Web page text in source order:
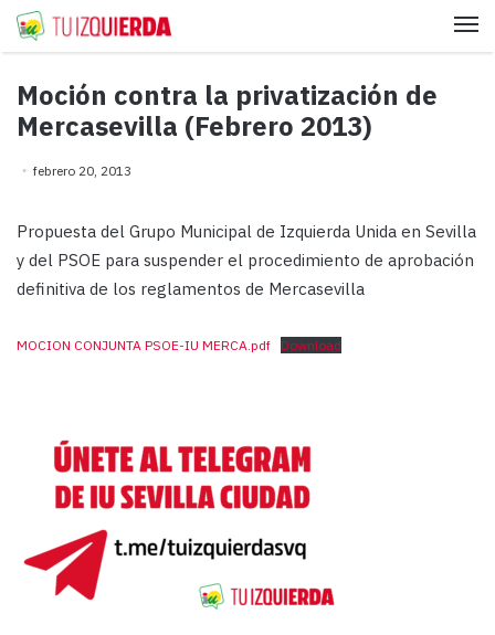
Moción contra la privatización de
Mercasevilla (Febrero 2013)
febrero 20, 2013
Propuesta del Grupo Municipal de Izquierda Unida en Sevilla
y del PSOE para suspender el procedimiento de aprobación
definitiva de los reglamentos de Mercasevilla
MOCION CONJUNTA PSOE-IU MERCA.pdf Download